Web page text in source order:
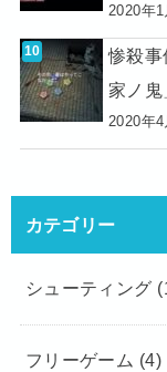
2020年
惨殺事
家ノ鬼
2020年
カテゴリー
シューティング
フリーゲーム (4)